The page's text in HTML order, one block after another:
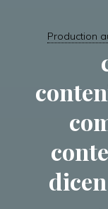
Production